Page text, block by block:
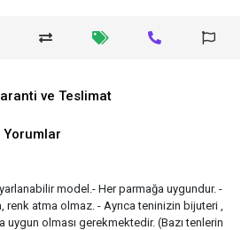
ve Teslimat
Yorumlar
model.- Her parmağa uygundur. -
renk atma olmaz. - Ayrıca teninizin bijuteri ,
uygun olması gerekmektedir. (Bazı tenlerin